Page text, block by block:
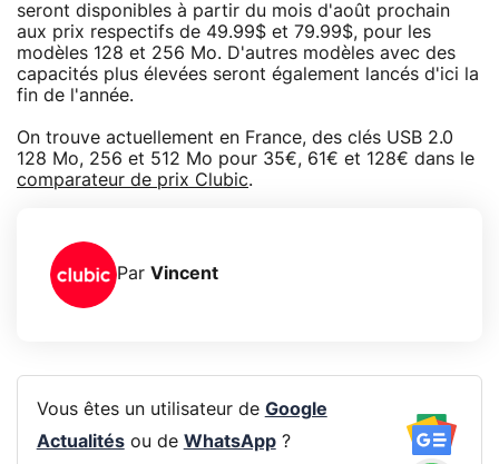
seront disponibles à partir du mois d'août prochain
aux prix respectifs de 49.99$ et 79.99$, pour les
modèles 128 et 256 Mo. D'autres modèles avec des
capacités plus élevées seront également lancés d'ici la
fin de l'année.
On trouve actuellement en France, des clés USB 2.0
128 Mo, 256 et 512 Mo pour 35€, 61€ et 128€ dans le
comparateur de prix Clubic.
Par Vincent
Vous êtes un utilisateur de Google
Actualitésou de WhatsApp?